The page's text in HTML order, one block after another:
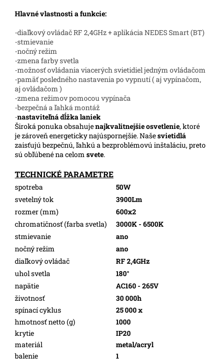
Hlavné vlastnosti a funkcie:
-diaľkový ovládač RF 2,4GHz + aplikácia NEDES Smart (BT)
-stmievanie
-nočný režim
-zmena farby svetla
-možnosť ovládania viacerých svietidiel jedným ovládačom
-pamäť posledného nastavenia po vypnutí ( aj vypínačom,
aj ovládačom )
-zmena režimov pomocou vypínača
-bezpečná a ľahká montáž
-nastaviteľná dĺžka laniek
Široká ponuka obsahujenajkvalitnejšie osvetlenie, ktoré
je zároveň energeticky najúspornejšie. Našesvietidlá
zaisťujú bezpečnú, ľahkú a bezproblémovú inštaláciu, preto
sú obľúbené na celom svete.
TECHNICKÉ PARAMETRE
spotreba
50W
svetelný tok
3900Lm
rozmer (mm)
600x2
chromatičnosť (farba svetla)
3000K - 6500K
stmievanie
ano
nočný režim
ano
diaľkový ovládač
RF 2,4GHz
uhol svetla
180°
napätie
AC160 - 265V
životnosť
30 000h
spínací cyklus
25 000 x
hmotnosť netto (g)
1000
krytie
IP20
materiál
metal/acryl
balenie
1